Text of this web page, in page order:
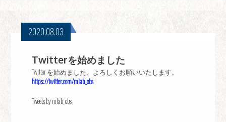
2020.08.03
Twitterを始めました
Twitter を始めました、よろしくお願いいたします。
https://twitter.com/mlab_cbs
Tweets by mlab_cbs